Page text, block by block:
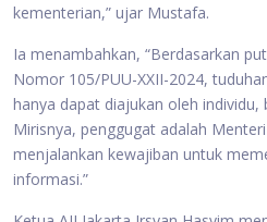
kementerian,” ujar Mustafa.
Ia menambahkan, “Berdasarkan
Nomor 105/PUU-XXII-2024,
hanya dapat diajukan oleh
Mirisnya, penggugat adalah
menjalankan kewajiban untuk
informasi.”